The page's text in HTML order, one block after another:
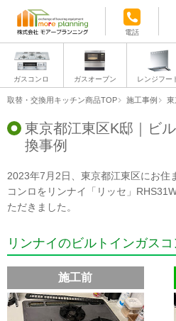
電話
ガスコンロ ガスオーブン レンジフー
取替・交換用キッチン商品TOP 施工事例 東
東京都江東区K邸｜ビ
換事例
2023年7月2日、東京都江東区にお住
コンロをリンナイ「リッセ」
ただきました。
リンナイのビルトインガス
施工前